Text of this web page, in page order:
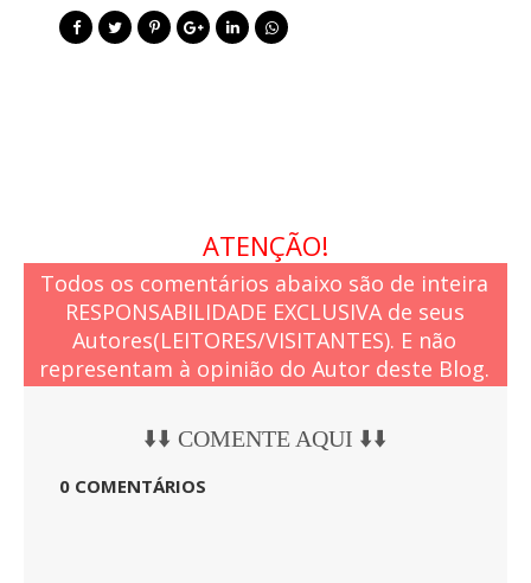
ATENÇÃO!
Todos os comentários abaixo são de inteira
RESPONSABILIDADE EXCLUSIVA de seus
Autores(LEITORES/VISITANTES). E não
representam à opinião do Autor deste Blog.
⬇️⬇️ COMENTE AQUI ⬇️⬇️
0 COMENTÁRIOS